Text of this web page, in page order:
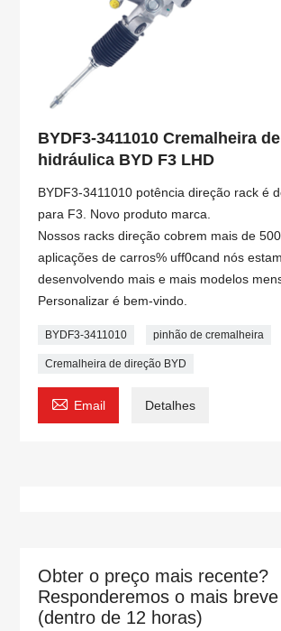
BYDF3-3411010 Cremalheira
hidráulica BYD F3 LHD
BYDF3-3411010 potência direção rack é
para F3. Novo produto marca.
Nossos racks direção cobrem mais de
aplicações de carros% uff0cand nós
desenvolvendo mais e mais modelos
Personalizar é bem-vindo.
BYDF3-3411010 pinhão de cremalheira
Cremalheira de direção BYD
 Email Detalhes
Obter o preço mais recente?
Responderemos o mais
(dentro de 12 horas)